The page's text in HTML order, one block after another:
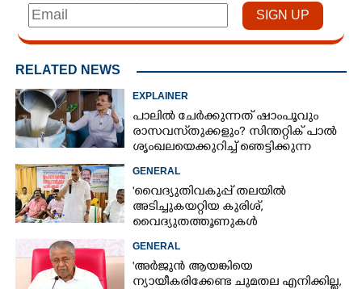
RELATED NEWS
EXPLAINER
പാലിൽ ചേർക്കുന്നത് ഷാംപൂവും
രാസവസ്‌തുക്കളും? സിന്തറ്റിക് പാൽ
ശൃംഖലയെക്കുറിച്ച് ഞെട്ടിക്കുന്ന
GENERAL
'വൈദ്യുതിവകുപ്പ് തലയിൽ
അടിച്ചുകയറ്റിയ കുരിശ്‌,
വൈദ്യുതത്തൂണുകൾ
വിളിക്കുന്ന കാലമാണിത്'
GENERAL
'അർജുൻ ആയങ്കിയെ
ന്യായീകരിക്കേണ്ട ചുമതല എനിക്കില്ല,